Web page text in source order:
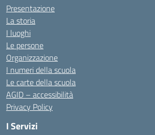
Presentazione
La storia
I luoghi
Le persone
Organizzazione
I numeri della scuola
Le carte della scuola
AGID – accessibilità
Privacy Policy
I Servizi